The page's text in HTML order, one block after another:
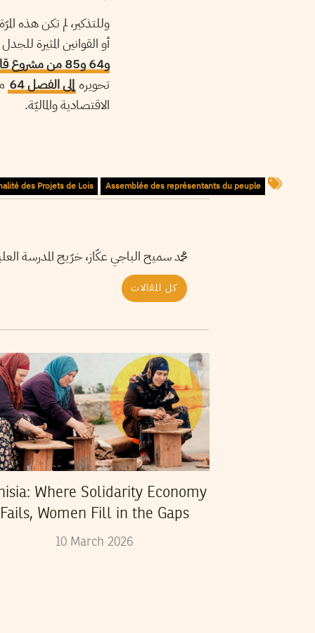
وللتذكير، لم تكن هذه
أو القوانين المثيرة
و64 و85 من مشروع قانون المالية لسنة 2016
تحويره إلى الفصل 64
الاقتصادية والماليّة.
Assemblée des représentants du peuple
des Projets de Lois
محمد سميح الباجي عكّاز، خرّيج المدرسة
كل المقالات
Where Solidarity Economy
Fails, Women Fill in the Gaps
10 March 2026